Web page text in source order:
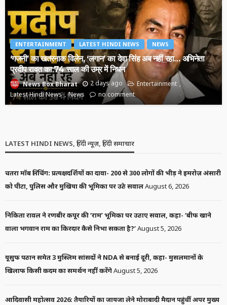
ENTERTAINMENT LATEST HINDI NEWS NEWS
‘गजनी’ का खतरनाक विलेन, ‘लगान’ का देवा सिंह अब नहीं रहा… अभिनेता
प्रदीप रावत का 74 साल की उम्र में निधन
News Box Bharat 2 days ago
Entertainment
Latest Hindi News
News no comment
LATEST HINDI NEWS, हिंदी न्यूज़, हिंदी समाचार
चतरा मॉब लिंचिंग: प्रत्यक्षदर्शियों का दावा- 200 से 300 लोगों की भीड़ ने इमरोज़ अंसारी
को पीटा, पुलिस और मुखिया की भूमिका पर उठे सवालAugust 6, 2026
निकिता रावल ने रणबीर कपूर की ‘राम’ भूमिका पर उठाए सवाल, कहा- ‘बीफ खाने
वाला भगवान राम का किरदार कैसे निभा सकता है?’August 5, 2026
यूसुफ पठान समेत 3 मुस्लिम सांसदों ने NDA से बनाई दूरी, कहा- मुसलमानों के
खिलाफ किसी कदम का समर्थन नहीं करेंगेAugust 5, 2026
आदिवासी महोत्सव 2026: तैयारियों का जायजा लेने मोराबादी मैदान पहुंचीं अपर मुख्य